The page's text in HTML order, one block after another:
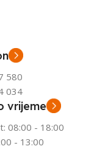
580
034
vrijeme
08:00 - 18:00
- 13:00